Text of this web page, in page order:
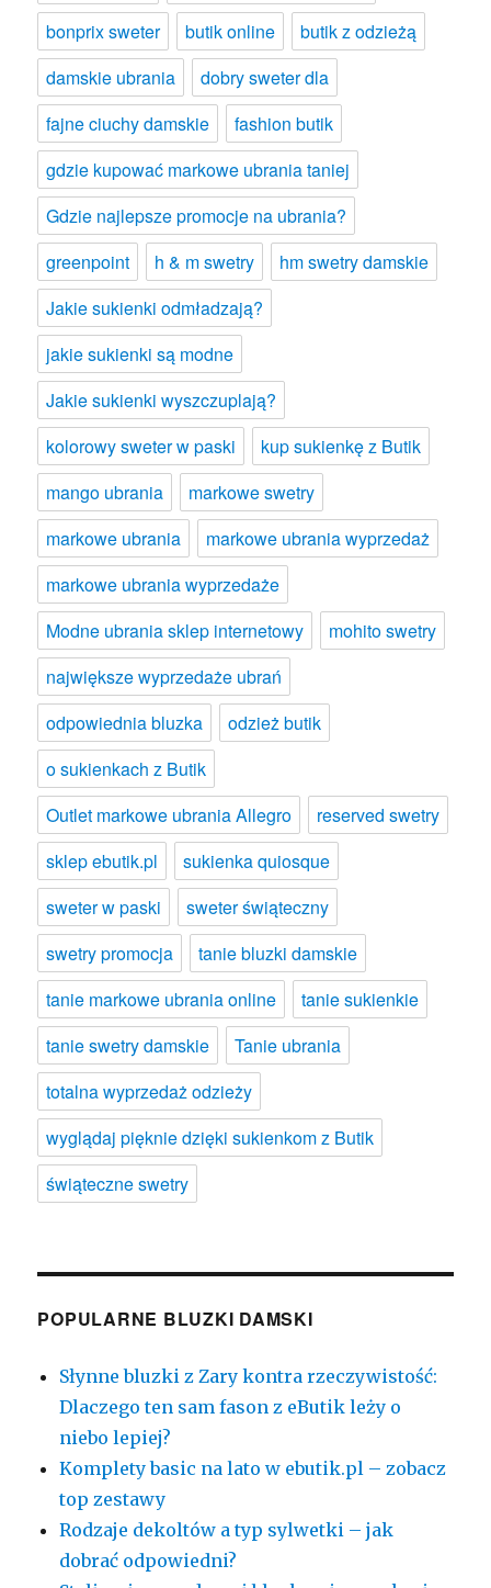
bonprix sweter
butik online
butik z odzieżą
damskie ubrania
dobry sweter dla
fajne ciuchy damskie
fashion butik
gdzie kupować markowe ubrania taniej
Gdzie najlepsze promocje na ubrania?
greenpoint
h & m swetry
hm swetry damskie
Jakie sukienki odmładzają?
jakie sukienki są modne
Jakie sukienki wyszczuplają?
kolorowy sweter w paski
kup sukienkę z Butik
mango ubrania
markowe swetry
markowe ubrania
markowe ubrania wyprzedaż
markowe ubrania wyprzedaże
Modne ubrania sklep internetowy
mohito swetry
największe wyprzedaże ubrań
odpowiednia bluzka
odzież butik
o sukienkach z Butik
Outlet markowe ubrania Allegro
reserved swetry
sklep ebutik.pl
sukienka quiosque
sweter w paski
sweter świąteczny
swetry promocja
tanie bluzki damskie
tanie markowe ubrania online
tanie sukienkie
tanie swetry damskie
Tanie ubrania
totalna wyprzedaż odzieży
wyglądaj pięknie dzięki sukienkom z Butik
świąteczne swetry
POPULARNE BLUZKI DAMSKI
Słynne bluzki z Zary kontra rzeczywistość:
Dlaczego ten sam fason z eButik leży o
niebo lepiej?
Komplety basic na lato w ebutik.pl – zobacz
top zestawy
Rodzaje dekoltów a typ sylwetki – jak
dobrać odpowiedni?